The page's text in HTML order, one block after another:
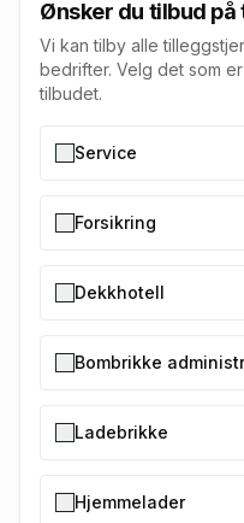
Ønsker du tilbud
Vi kan tilby alle
bedrifter. Velg det som
tilbudet.
Service
Forsikring
Dekkhotell
Bombrikke
Ladebrikke
Hjemmelader